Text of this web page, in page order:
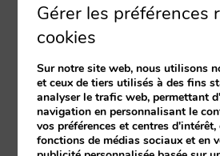
De nombreuses chaînes
déjà dans une
prêtes le jour où les
discovery automatique ».
jouera un rôle essentiel lors
réflexion et de transaction.
Gérer les préférences
cookies
Sur notre site web, nous utilisons
et ceux de tiers utilisés à des fins
analyser le trafic web, permettant
navigation en personnalisant le
vos préférences et centres
fonctions de médias sociaux et en